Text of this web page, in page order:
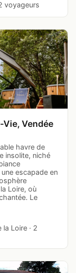
voyageurs
Vie, Vendée
havre de
insolite, niché
escapade en
Loire, où
Le
la Loire · 2